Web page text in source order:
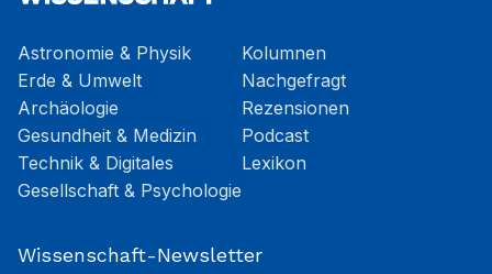
Astronomie & Physik
Erde & Umwelt
Archäologie
Gesundheit & Medizin
Technik & Digitales
Gesellschaft & Psychologie
Kolumnen
Nachgefragt
Rezensionen
Podcast
Lexikon
Wissenschaft-Newsletter